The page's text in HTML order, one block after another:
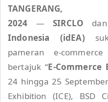
2024 —SIRCLO
Indonesia (idEA)
pameran e-
bertajuk “E-Commerce
24 hingga 25
Exhibition (ICE), BSD